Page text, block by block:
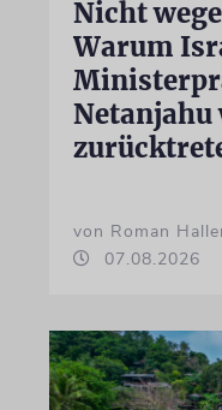
Nicht
Warum
von Roman
07.08.2026